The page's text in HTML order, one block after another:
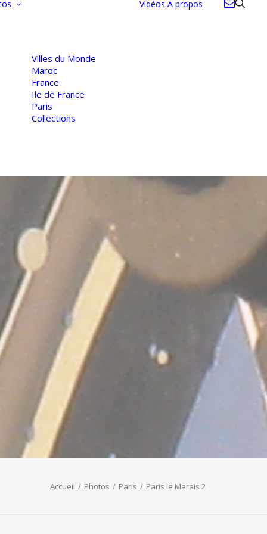
Villes du Monde
Maroc
France
Ile de France
Paris
Collections
Vidéos À propos
Accueil Photos Paris Paris le Marais 2